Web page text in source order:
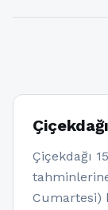
Çiçekdağı
Cumartesi)